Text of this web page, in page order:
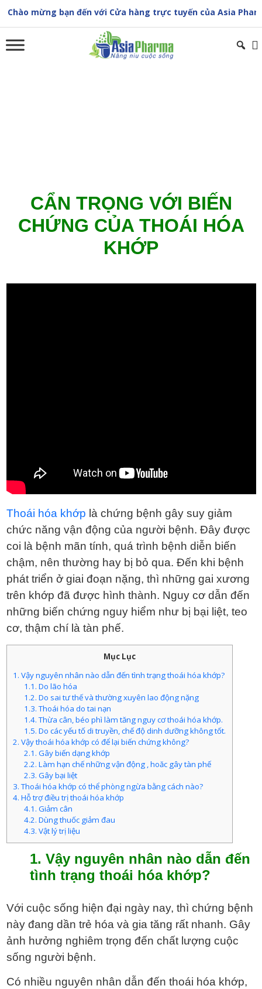
content
mừng bạn đến với Cửa hàng trực tuyến của Asia Pharma
CẨN TRỌNG VỚI BIẾN
CHỨNG CỦA THOÁI HÓA
KHỚP
Thoái hóa khớp là chứng bệnh gây suy giảm
chức năng vận động của người bệnh. Đây được
coi là bệnh mãn tính, quá trình bệnh diễn biến
chậm, nên thường hay bị bỏ qua. Đến khi bệnh
phát triển ở giai đoạn nặng, thì những gai xương
trên khớp đã được hình thành. Nguy cơ dẫn đến
những biến chứng nguy hiểm như bị bại liệt, teo
cơ, thậm chí là tàn phế.
Mục Lục
1. Vậy nguyên nhân nào dẫn đến tình trạng thoái hóa khớp?
1.1. Do lão hóa
1.2. Do sai tư thế và thường xuyên lao động nặng
1.3. Thoái hóa do tai nạn
1.4. Thừa cân, béo phì làm tăng nguy cơ thoái hóa khớp.
1.5. Do các yếu tố di truyền, chế độ dinh dưỡng không tốt.
2. Vậy thoái hóa khớp có để lại biến chứng không?
2.1. Gây biến dạng khớp
2.2. Làm hạn chế những vận động , hoăc gây tàn phế
2.3. Gây bại liệt
3. Thoái hóa khớp có thể phòng ngừa bằng cách nào?
4. Hỗ trợ điều trị thoái hóa khớp
4.1. Giảm cân
4.2. Dùng thuốc giảm đau
4.3. Vật lý trị liệu
1. Vậy nguyên nhân nào dẫn đến
tình trạng thoái hóa khớp?
Với cuộc sống hiện đại ngày nay, thì chứng bệnh
này đang dần trẻ hóa và gia tăng rất nhanh. Gây
ảnh hưởng nghiêm trọng đến chất lượng cuộc
sống người bệnh.
Có nhiều nguyên nhân dẫn đến thoái hóa khớp,